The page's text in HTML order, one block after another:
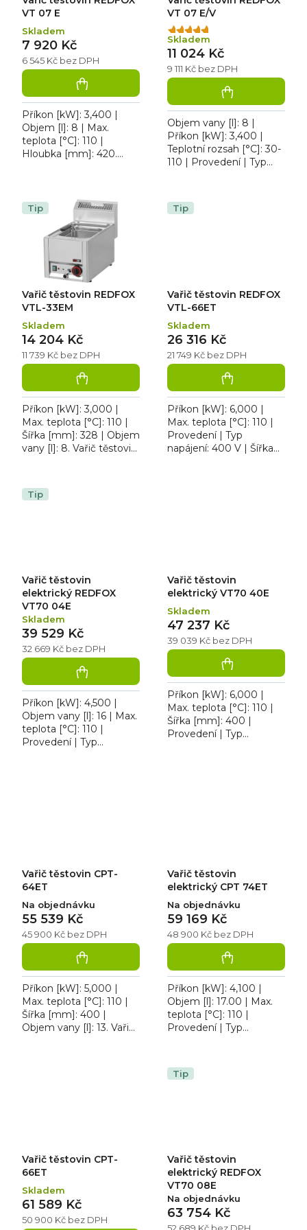
VT 07 E
Skladem
6 545 Kč bez DPH
7 920 Kč
Příkon [kW]: 3,400 |
Objem [l]: 8 | Max.
teplota [°C]: 110 |
Hloubka [mm]: 420.
celonerezovém...
VT 07 E/V
Průměrné
hodnocení
produktu
je
5,0
z
5
hvězdiček.
Skladem
9 111 Kč bez DPH
11 024 Kč
Objem vany [l]: 8 |
Příkon [kW]: 3,400 |
Teplotní rozsah [°C]: 30-
110 | Provedení | Typ
E/V elektrický, stolní s...
Tip
Vařič těstovin REDFOX
VTL-33EM
Skladem
11 739 Kč bez DPH
14 204 Kč
Příkon [kW]: 3,000 |
Max. teplota [°C]: 110 |
Šířka [mm]: 328 | Objem
vany [l]: 8. Vařič těstovin
vana,...
Tip
Vařič těstovin REDFOX
VTL-66ET
Skladem
21 749 Kč bez DPH
26 316 Kč
Příkon [kW]: 6,000 |
Max. teplota [°C]: 110 |
Provedení | Typ
napájení: 400 V | Šířka
Tip
Vařič těstovin
elektrický REDFOX
VT70 04E
Skladem
32 669 Kč bez DPH
39 529 Kč
Příkon [kW]: 4,500 |
Objem vany [l]: 16 | Max.
teplota [°C]: 110 |
Provedení | Typ
Vařič těstovin
elektrický VT70 40E
Skladem
39 039 Kč bez DPH
47 237 Kč
Příkon [kW]: 6,000 |
Max. teplota [°C]: 110 |
Šířka [mm]: 400 |
Provedení | Typ
Vařič těstovin CPT-
64ET
Na objednávku
45 900 Kč bez DPH
55 539 Kč
Příkon [kW]: 5,000 |
Max. teplota [°C]: 110 |
Šířka [mm]: 400 |
Objem vany [l]: 13. Vařič
Vařič těstovin
elektrický CPT 74ET
Na objednávku
48 900 Kč bez DPH
59 169 Kč
Příkon [kW]: 4,100 |
Objem [l]: 17.00 | Max.
teplota [°C]: 110 |
Provedení | Typ
76 ET třífázový, ventil
pro...
Vařič těstovin CPT-
66ET
Skladem
50 900 Kč bez DPH
61 589 Kč
Tip
Vařič těstovin
elektrický REDFOX
VT70 08E
Na objednávku
63 754 Kč